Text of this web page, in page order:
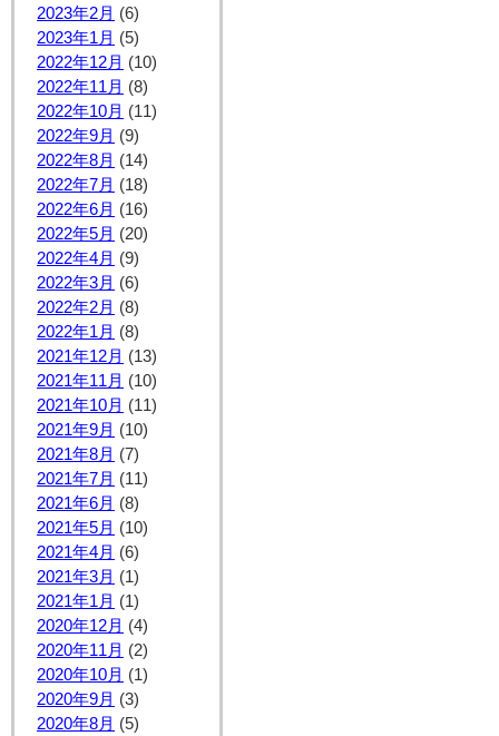
2023年2月 (6)
2023年1月 (5)
2022年12月 (10)
2022年11月 (8)
2022年10月 (11)
2022年9月 (9)
2022年8月 (14)
2022年7月 (18)
2022年6月 (16)
2022年5月 (20)
2022年4月 (9)
2022年3月 (6)
2022年2月 (8)
2022年1月 (8)
2021年12月 (13)
2021年11月 (10)
2021年10月 (11)
2021年9月 (10)
2021年8月 (7)
2021年7月 (11)
2021年6月 (8)
2021年5月 (10)
2021年4月 (6)
2021年3月 (1)
2021年1月 (1)
2020年12月 (4)
2020年11月 (2)
2020年10月 (1)
2020年9月 (3)
2020年8月 (5)